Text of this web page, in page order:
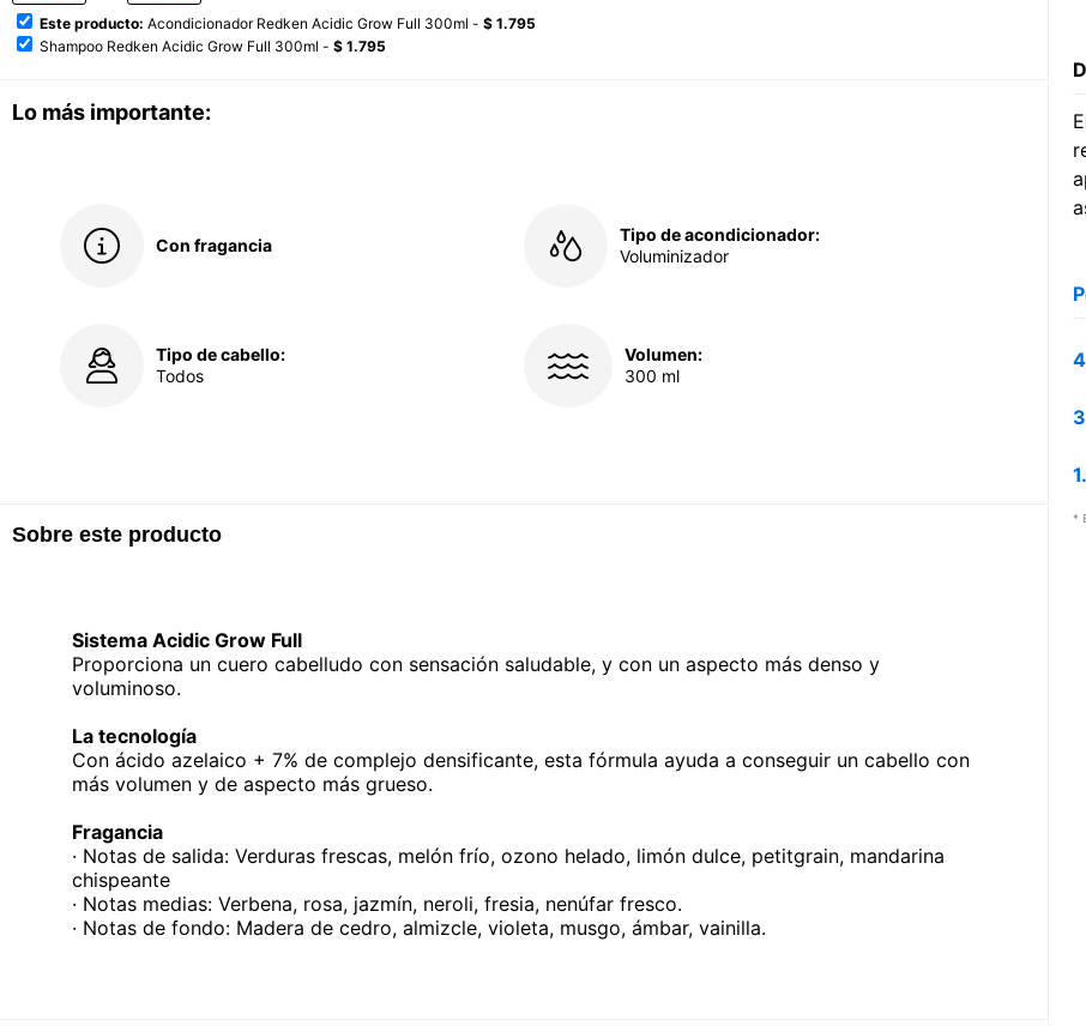
Este producto: Acondicionador Redken Acidic Grow Full 300ml - $ 1.795
Shampoo Redken Acidic Grow Full 300ml - $ 1.795
Lo más importante:
Con fragancia
Tipo de acondicionador:
Voluminizador
Tipo de cabello:
Todos
Volumen:
300 ml
Sobre este producto
Sistema Acidic Grow Full
Proporciona un cuero cabelludo con sensación saludable, y con un aspecto más denso y
voluminoso.
La tecnología
Con ácido azelaico + 7% de complejo densificante, esta fórmula ayuda a conseguir un cabello con
más volumen y de aspecto más grueso.
Fragancia
· Notas de salida: Verduras frescas, melón frío, ozono helado, limón dulce, petitgrain, mandarina
chispeante
· Notas medias: Verbena, rosa, jazmín, neroli, fresia, nenúfar fresco.
· Notas de fondo: Madera de cedro, almizcle, violeta, musgo, ámbar, vainilla.
*